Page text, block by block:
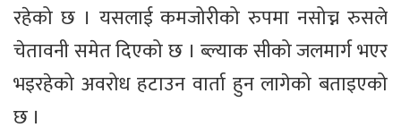
रहेको छ । यसलाई कमजोरीको रुपमा नसोच्न रुसले
चेतावनी समेत दिएको छ । ब्ल्याक सीको जलमार्ग भएर
भइरहेको अवरोध हटाउन वार्ता हुन लागेको बताइएको
छ ।